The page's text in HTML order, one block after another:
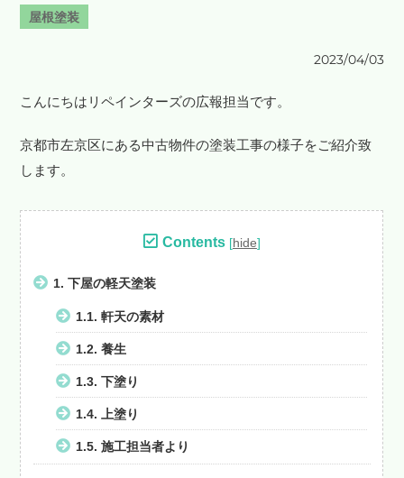
屋根塗装
2023/04/03
こんにちはリペインターズの広報担当です。
京都市左京区にある中古物件の塗装工事の様子をご紹介致
します。
Contents [hide]
1. 下屋の軽天塗装
1.1. 軒天の素材
1.2. 養生
1.3. 下塗り
1.4. 上塗り
1.5. 施工担当者より